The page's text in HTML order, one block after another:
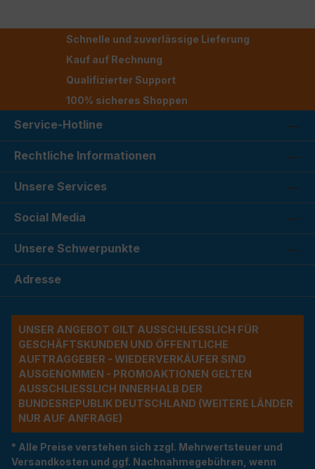
Schnelle und zuverlässige Lieferung
Kauf auf Rechnung
Qualifizierter Support
100% sicheres Shoppen
Service-Hotline
Rechtliche Informationen
Unsere Services
Social Media
Unsere Schwerpunkte
Adresse
UNSER ANGEBOT GILT AUSSCHLIESSLICH FÜR G
ESCHÄFTSKUNDEN UND ÖFFENTLICHE A
UFTRAGGEBER - WIEDERVERKÄUFER SIND A
USGENOMMEN - PROMOAKTIONEN GELTEN A
USSCHLIESSLICH INNERHALB DER BU
NDESREPUBLIK DEUTSCHLAND (WEITERE LÄNDER NU
R AUF ANFRAGE)
* Alle Preise verstehen sich zzgl. Mehrwertsteuer und
Versandkosten und ggf. Nachnahmegebühren, wenn